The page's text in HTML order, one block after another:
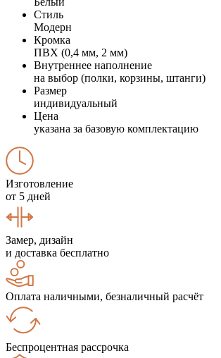
Стиль
Модерн
Кромка
ПВХ (0,4 мм, 2 мм)
Внутреннее наполнение
на выбор (полки, корзины, штанги)
Размер
индивидуальный
Цена
указана за базовую комплектацию
Изготовление
от 5 дней
Замер, дизайн
и доставка бесплатно
Оплата наличными, безналичный расчёт
Беспроцентная рассрочка